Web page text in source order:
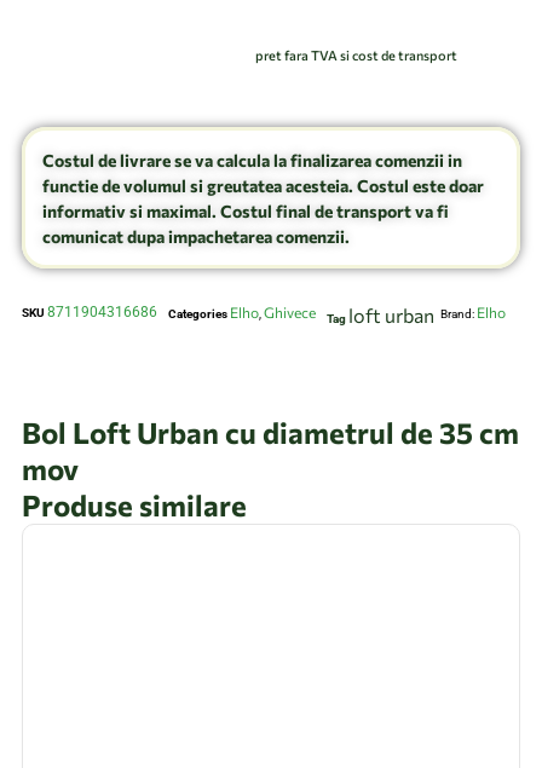
pret fara TVA si cost de transport
Costul de livrare se va calcula la finalizarea comenzii in
functie de volumul si greutatea acesteia. Costul este doar
informativ si maximal. Costul final de transport va fi
comunicat dupa impachetarea comenzii.
SKU 8711904316686 Categories Elho Ghivece Tag loft urban Brand: Elho
Bol Loft Urban cu diametrul de 35 cm
mov
Produse similare